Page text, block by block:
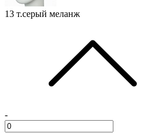
13 т.серый меланж
-